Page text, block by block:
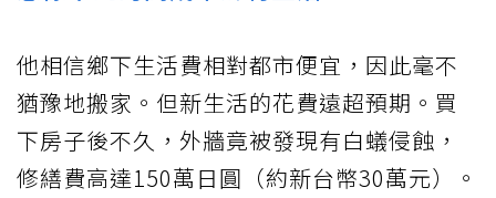
他相信鄉下生活費相對都市便宜，因此毫不
猶豫地搬家。但新生活的花費遠超預期。買
下房子後不久，外牆竟被發現有白蟻侵蝕，
修繕費高達150萬日圓（約新台幣30萬元）。